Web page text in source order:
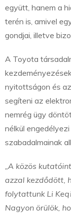
együtt, hanem a
terén is, amivel
gondjai, illetve
A Toyota
nyitottságon és
segíteni az
nemrég ügy
nélkül
szabadalmainak
„A közös
azzal kezdődött,
folytattunk Li
Nagyon örülök,